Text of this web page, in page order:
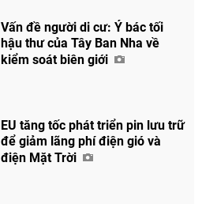
Vấn đề người di cư: Ý bác tối
hậu thư của Tây Ban Nha về
kiểm soát biên giới
EU tăng tốc phát triển pin lưu trữ
để giảm lãng phí điện gió và
điện Mặt Trời